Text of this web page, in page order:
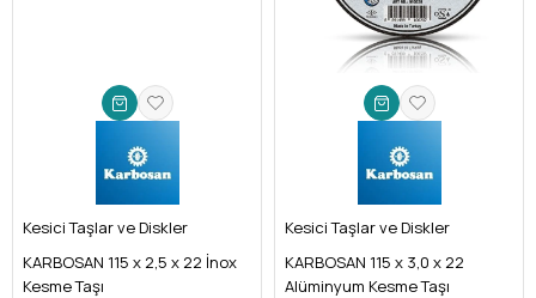
Kesici Taşlar ve Diskler
KARBOSAN 115 x 2,5 x 22 İnox
Kesme Taşı
Kesici Taşlar ve Diskler
KARBOSAN 115 x 3,0 x 22
Alüminyum Kesme Taşı